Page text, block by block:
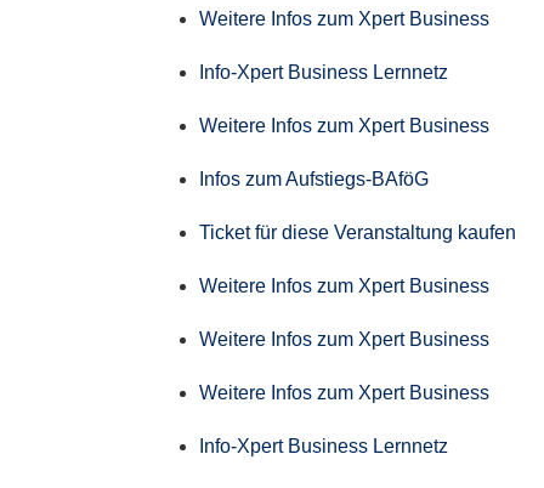
Weitere Infos zum Xpert Business
Info-Xpert Business Lernnetz
Weitere Infos zum Xpert Business
Infos zum Aufstiegs-BAföG
Ticket für diese Veranstaltung kaufen
Weitere Infos zum Xpert Business
Weitere Infos zum Xpert Business
Weitere Infos zum Xpert Business
Info-Xpert Business Lernnetz